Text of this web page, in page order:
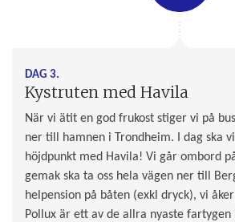
DAG 3.
Kystruten med Havila
När vi ätit en god frukost stiger vi på
ner till hamnen i Trondheim. I dag ska
höjdpunkt med Havila! Vi går ombord
gemak ska ta oss hela vägen ner till
helpension på båten (exkl dryck), vi
Pollux är ett av de allra nyaste fartygen